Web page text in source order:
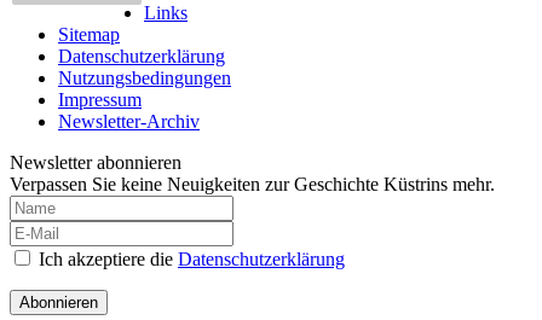
Links
Sitemap
Datenschutzerklärung
Nutzungsbedingungen
Impressum
Newsletter-Archiv
Newsletter abonnieren
Verpassen Sie keine Neuigkeiten zur Geschichte Küstrins mehr.
Ich akzeptiere die Datenschutzerklärung
Abonnieren